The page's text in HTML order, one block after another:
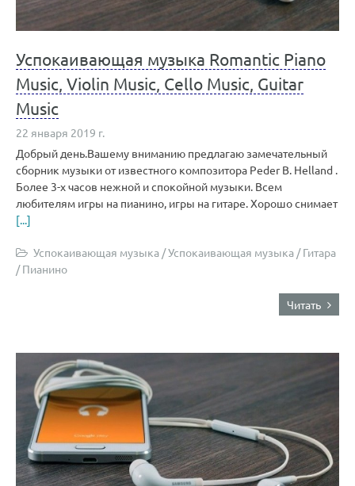
Успокаивающая музыка Romantic Piano
Music, Violin Music, Cello Music, Guitar
Music
22 января 2019 г.
Добрый день.Вашему вниманию предлагаю замечательный
сборник музыки от известного композитора Peder B. Helland .
Более 3-х часов нежной и спокойной музыки. Всем
любителям игры на пианино, игры на гитаре. Хорошо снимает
[...]
Успокаивающая музыка /Успокаивающая музыка /Гитара
/Пианино
Читать